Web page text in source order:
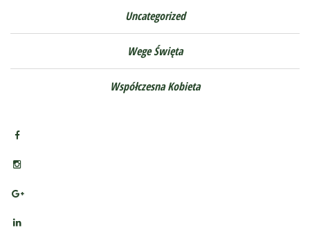
Uncategorized
Wege Święta
Współczesna Kobieta